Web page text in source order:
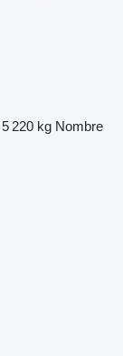
5 220 kg Nombre